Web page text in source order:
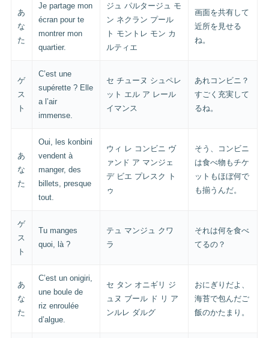
あ
な
た
Je partage mon
écran pour te
montrer mon
quartier.
ジュ パルタージュ モ
ン ネクラン プール
ト モントレ モン カ
ルティエ
画面を共有して
近所を見せる
ね。
ゲ
ス
ト
C’est une
supérette ? Elle
a l’air
immense.
セ チューヌ シュペレ
ット エル ア レール
イマンス
あれコンビニ？
すごく充実して
るね。
あ
な
た
Oui, les konbini
vendent à
manger, des
billets, presque
tout.
ウィ レ コンビニ ヴ
ァンド ア マンジェ
デ ビエ プレスク ト
ゥ
そう、コンビニ
は食べ物もチケ
ットもほぼ何で
も揃うんだ。
ゲ
ス
ト
Tu manges
quoi, là ?
テュ マンジュ クワ
ラ
それは何を食べ
てるの？
あ
な
た
C’est un onigiri,
une boule de
riz enroulée
d’algue.
セ タン オニギリ ジ
ュヌ ブール ド リ ア
ンルレ ダルグ
おにぎりだよ、
海苔で包んだご
飯のかたまり。